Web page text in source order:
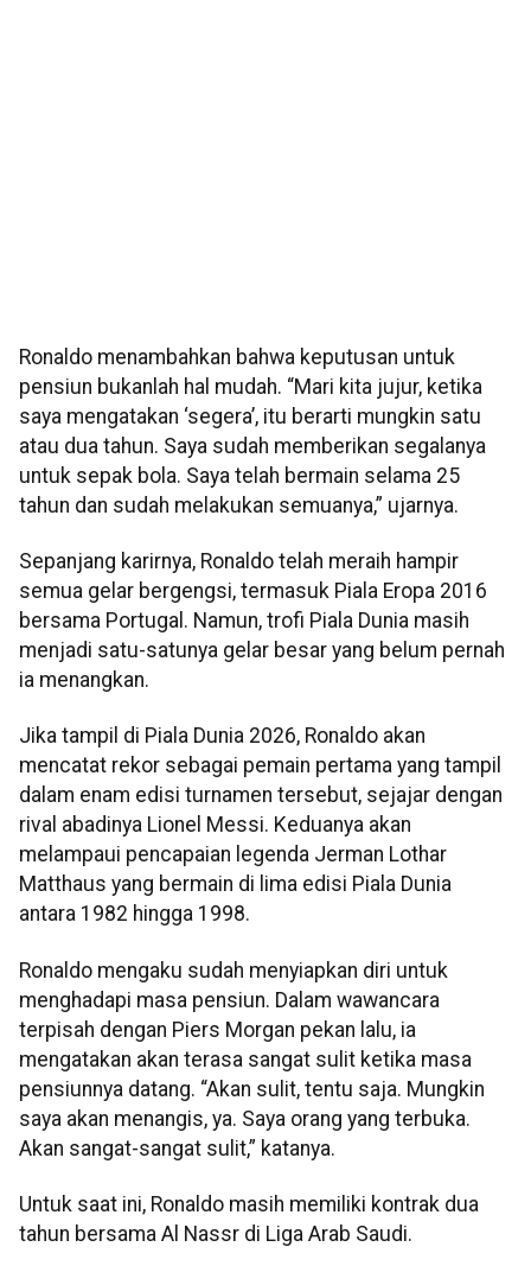
Ronaldo menambahkan bahwa keputusan untuk
pensiun bukanlah hal mudah. “Mari kita jujur, ketika
saya mengatakan ‘segera’, itu berarti mungkin satu
atau dua tahun. Saya sudah memberikan segalanya
untuk sepak bola. Saya telah bermain selama 25
tahun dan sudah melakukan semuanya,” ujarnya.
Sepanjang karirnya, Ronaldo telah meraih hampir
semua gelar bergengsi, termasuk Piala Eropa 2016
bersama Portugal. Namun, trofi Piala Dunia masih
menjadi satu-satunya gelar besar yang belum pernah
ia menangkan.
Jika tampil di Piala Dunia 2026, Ronaldo akan
mencatat rekor sebagai pemain pertama yang tampil
dalam enam edisi turnamen tersebut, sejajar dengan
rival abadinya Lionel Messi. Keduanya akan
melampaui pencapaian legenda Jerman Lothar
Matthaus yang bermain di lima edisi Piala Dunia
antara 1982 hingga 1998.
Ronaldo mengaku sudah menyiapkan diri untuk
menghadapi masa pensiun. Dalam wawancara
terpisah dengan Piers Morgan pekan lalu, ia
mengatakan akan terasa sangat sulit ketika masa
pensiunnya datang. “Akan sulit, tentu saja. Mungkin
saya akan menangis, ya. Saya orang yang terbuka.
Akan sangat-sangat sulit,” katanya.
Untuk saat ini, Ronaldo masih memiliki kontrak dua
tahun bersama Al Nassr di Liga Arab Saudi.